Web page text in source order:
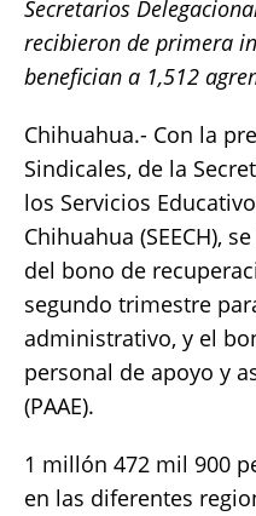
c
e
b
o
o
k
it
te
r
ai
l
at
s
A
p
p
Secretarios
recibieron de primera
benefician a 1,512
Chihuahua.- Con la
Sindicales, de la
los Servicios
Chihuahua (SEECH),
del bono de
segundo trimestre
administrativo, y el
personal de apoyo y
(PAAE).
1 millón 472 mil 900
en las diferentes